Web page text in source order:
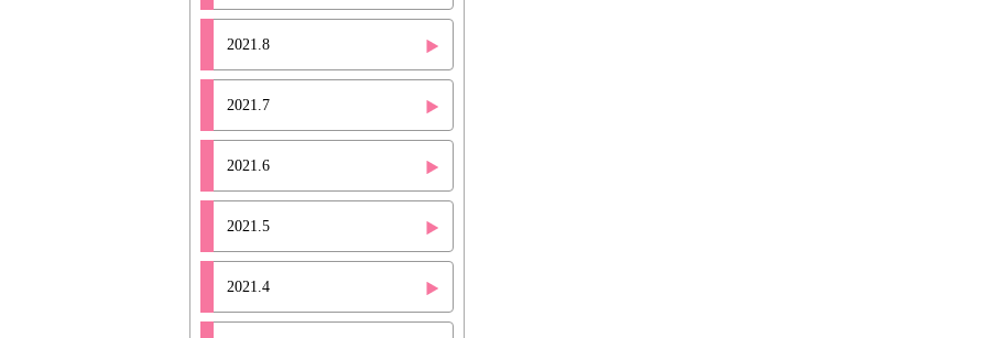
2021.8
2021.7
2021.6
2021.5
2021.4